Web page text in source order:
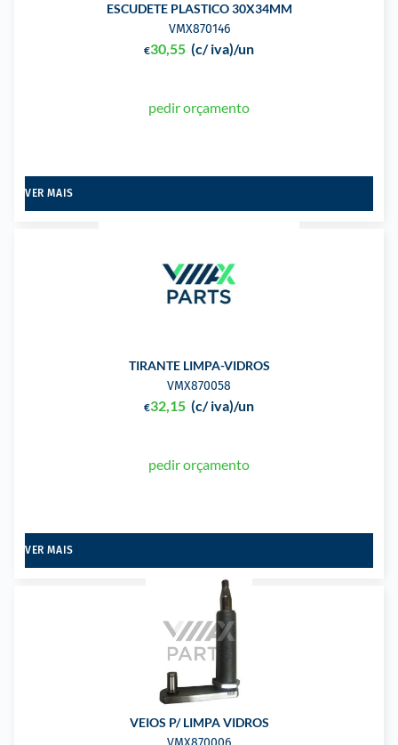
ESCUDETE PLASTICO 30X34MM
VMX870146
€30,55 (c/ iva)/un
pedir orçamento
VER MAIS
TIRANTE LIMPA-VIDROS
VMX870058
€32,15 (c/ iva)/un
pedir orçamento
VER MAIS
VEIOS P/ LIMPA VIDROS